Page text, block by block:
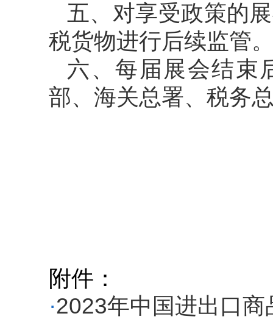
五、对享受政策的
税货物进行后续监管
六、每届展会结束
部、海关总署、税务
附件：
·2023年中国进出口